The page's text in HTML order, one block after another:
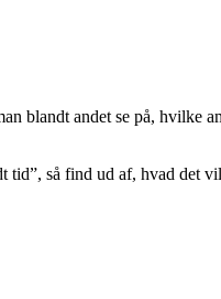
blandt andet se på, hvilke
tid”, så find ud af, hvad det